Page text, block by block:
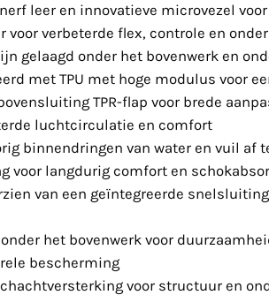
leer en innovatieve microvezel
voor verbeterde flex, controle en
gelaagd onder het bovenwerk en
met TPU met hoge modulus voor
TPR-flap voor brede
luchtcirculatie en comfort
binnendringen van water en vuil af
voor langdurig comfort en
van een geïntegreerde
het bovenwerk voor
bescherming
voor structuur en